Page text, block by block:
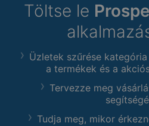
Töltse le
Üzletek szűrése
a termékek és a
Tervezze meg
Tudja meg, mikor